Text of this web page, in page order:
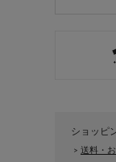
ショッピ
> 送料・